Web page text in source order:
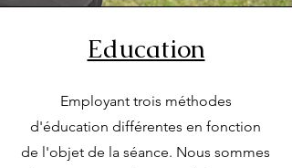
Education
Employant trois méthodes
d'éducation différentes en fonction
de l'objet de la séance. Nous sommes